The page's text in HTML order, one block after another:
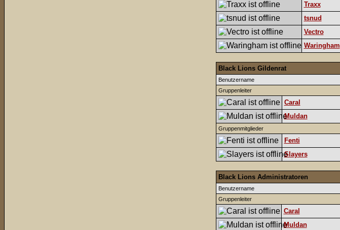
Traxx
tsnud
Vectro
Waringham
Black Lions Gildenrat
Benutzername
Gruppenleiter
Caral
Muldan
Gruppenmitglieder
Fenti
Slayers
Black Lions Administratoren
Benutzername
Gruppenleiter
Caral
Muldan